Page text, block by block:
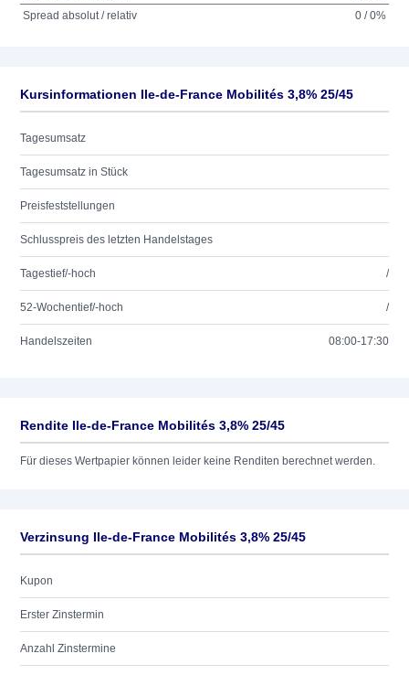
Spread absolut / relativ
0 / 0%
Kursinformationen Ile-de-France Mobilités 3,8% 25/45
Tagesumsatz
Tagesumsatz in Stück
Preisfeststellungen
Schlusspreis des letzten Handelstages
Tagestief/-hoch /
52-Wochentief/-hoch /
Handelszeiten 08:00-17:30
Rendite Ile-de-France Mobilités 3,8% 25/45
Für dieses Wertpapier können leider keine Renditen berechnet werden.
Verzinsung Ile-de-France Mobilités 3,8% 25/45
Kupon
Erster Zinstermin
Anzahl Zinstermine